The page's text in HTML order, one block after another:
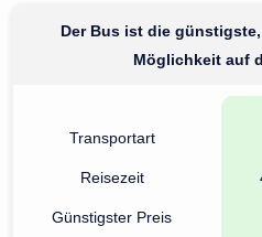
Der Bus ist die
Möglichkeit auf
Transportart
Reisezeit
Günstigster Preis